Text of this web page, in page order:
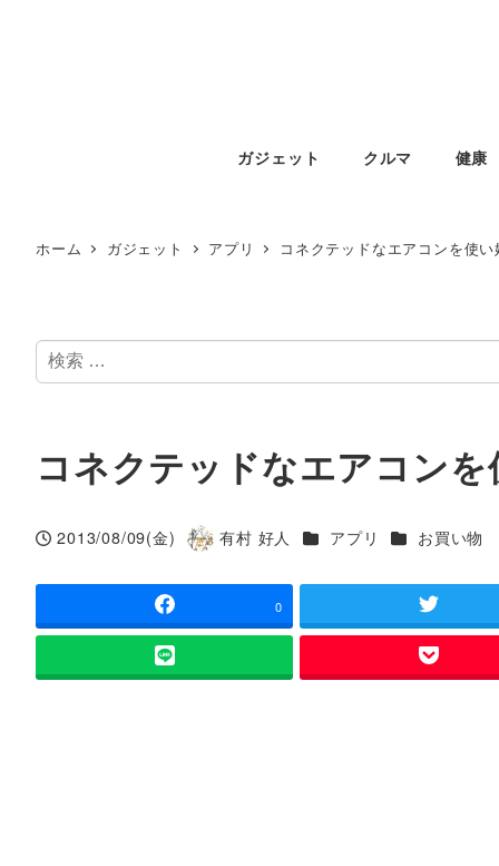
ガジェット クルマ 健康
ホーム ガジェット アプリ コネクテッドなエアコンを使い
検
索
コネクテッドなエアコンを
投稿日
2013/08/09(金)
著
有村 好人 カテゴリー
アプリ カテゴリー
お買い物
0